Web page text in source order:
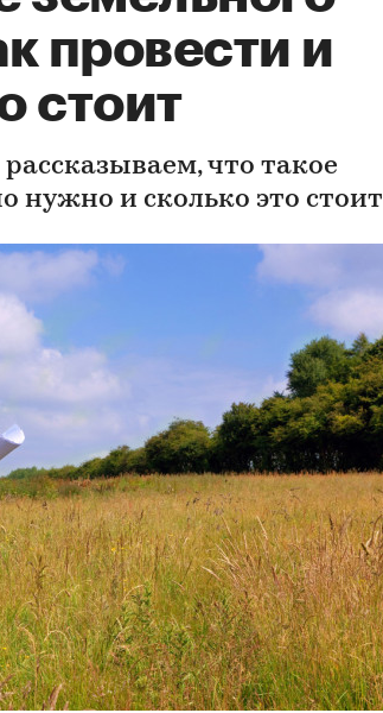
провести и
стоит
что такое
нужно и сколько это стоит